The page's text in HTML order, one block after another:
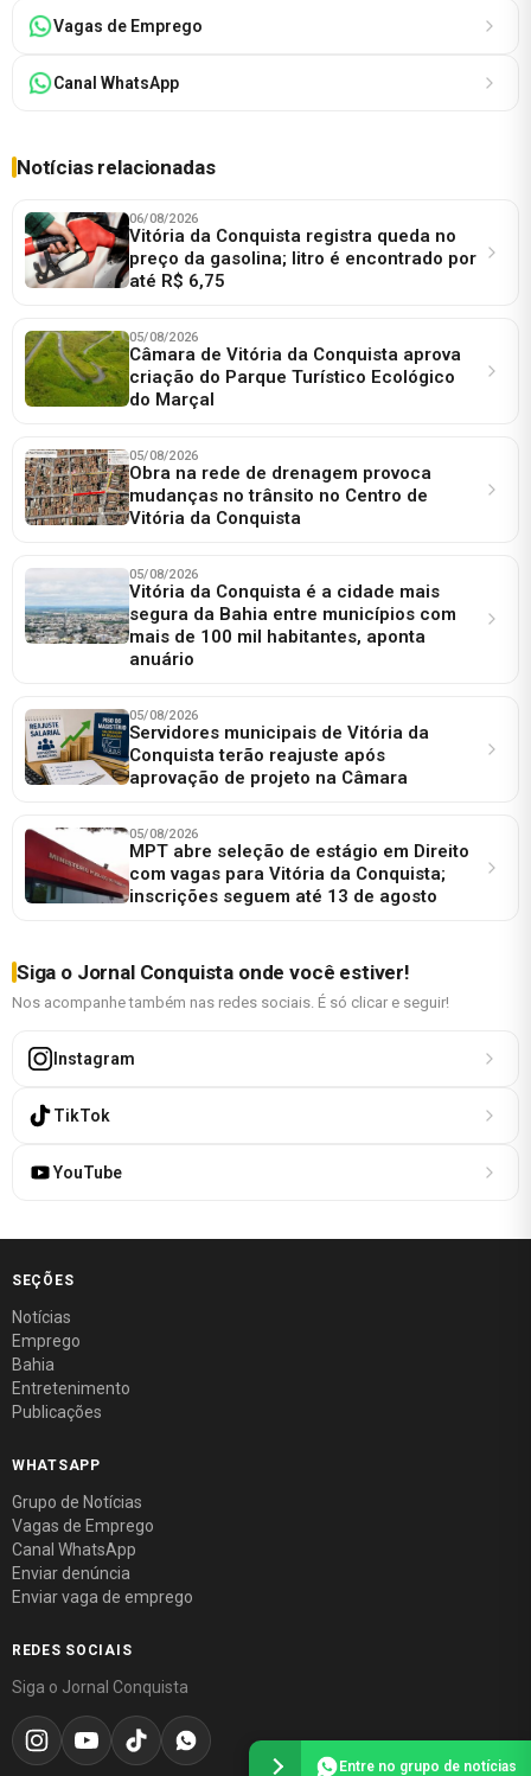
Vagas de Emprego
Canal WhatsApp
Notícias relacionadas
06/08/2026
Vitória da Conquista registra queda no
preço da gasolina; litro é encontrado por
até R$ 6,75
05/08/2026
Câmara de Vitória da Conquista aprova
criação do Parque Turístico Ecológico
do Marçal
05/08/2026
Obra na rede de drenagem provoca
mudanças no trânsito no Centro de
Vitória da Conquista
05/08/2026
Vitória da Conquista é a cidade mais
segura da Bahia entre municípios com
mais de 100 mil habitantes, aponta
anuário
05/08/2026
Servidores municipais de Vitória da
Conquista terão reajuste após
aprovação de projeto na Câmara
05/08/2026
MPT abre seleção de estágio em Direito
com vagas para Vitória da Conquista;
inscrições seguem até 13 de agosto
Siga o Jornal Conquista onde você estiver!
Nos acompanhe também nas redes sociais. É só clicar e seguir!
Instagram
TikTok
YouTube
SEÇÕES
Notícias
Emprego
Bahia
Entretenimento
Publicações
WHATSAPP
Grupo de Notícias
Vagas de Emprego
Canal WhatsApp
Enviar denúncia
Enviar vaga de emprego
REDES SOCIAIS
Siga o Jornal Conquista
Entre no grupo de notícias